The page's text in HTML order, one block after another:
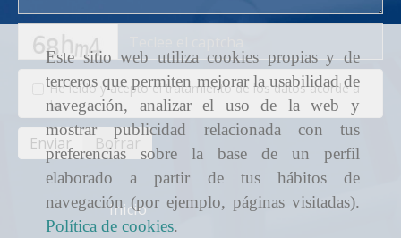
Este sitio web utiliza cookies propias y de
terceros que permiten mejorar la usabilidad de
navegación, analizar el uso de la web y
mostrar publicidad relacionada con tus
preferencias sobre la base de un perfil
elaborado a partir de tus hábitos de
navegación (por ejemplo, páginas visitadas).
Política de cookies.
He leído y acepto el tratamiento de los datos acorde a
lapolítica de privacidad
Enviar Borrar
Inicio